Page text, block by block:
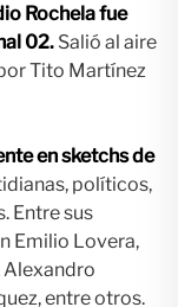
Rochela fue
02. Salió al aire
Tito Martínez
en sketchs de
políticos,
Entre sus
Emilio Lovera,
Alexandro
entre otros.